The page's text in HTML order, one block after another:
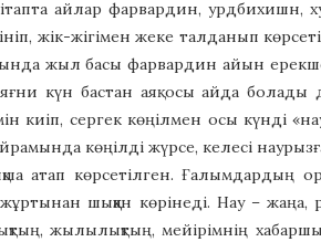
айлар фарвардин, урдбихишн,
жік-жігімен жеке талданып
жыл басы фарвардин айын ерекше
күн бастан аяқ осы айда болады
сергек көңілмен осы күнді
көңілді жүрсе, келесі
атап көрсетілген. Ғалымдардың
шыққан көрінеді. Нау – жаңа,
жылылықтың, мейірімнің